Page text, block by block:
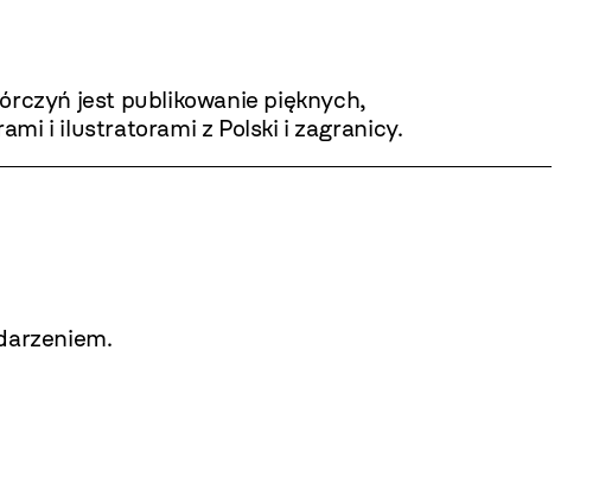
jest publikowanie pięknych,
i ilustratorami z Polski i zagranicy.